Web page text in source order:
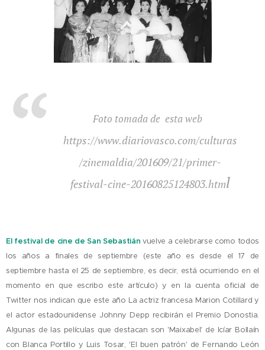
Foto tomada de esta web
https://www.diariovasco.com/culturas
/zinemaldia/201609/21/primer-
festival-cine-20160825124803.html
El festival de cine de San Sebastián vuelve a celebrarse como todos
los años a finales de septiembre (este año es desde el 17 de
septiembre hasta el 25 de septiembre, es decir, está ocurriendo en el
momento en que escribo este artículo) y en la cuenta oficial de
Twitter nos indican que este año La actriz francesa Marion Cotillard y
el actor estadounidense Johnny Depp recibirán el Premio Donostia.
Algunas de las películas que destacan son 'Maixabel' de Icíar Bollaín
con Blanca Portillo y Luis Tosar, 'El buen patrón' de Fernando León